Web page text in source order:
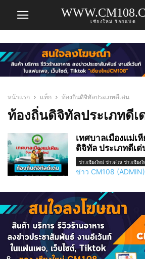
เชียงใหม่ ร้อยแปด
หน้าแรก แท็ก ท้องถิ่นดิจิทัลประเภทดีเด่น
ท้องถิ่นดิจิทัลประเภทดีเ
เทศบาลเมืองแม่เ
ดิจิทัล ประเภทดีเ
ข่าวเชียงใหม่ ข่าวด่วน ข่าวเชียง
ข่าว CM108 (ADMIN)